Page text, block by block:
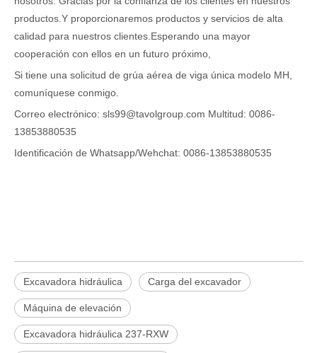
productos.Y proporcionaremos productos y servicios de alta
calidad para nuestros clientes.Esperando una mayor
cooperación con ellos en un futuro próximo,
Si tiene una solicitud de grúa aérea de viga única modelo MH,
comuníquese conmigo.
Correo electrónico: sls99@tavolgroup.com Multitud: 0086-
13853880535
Identificación de Whatsapp/Wehchat: 0086-13853880535
Excavadora hidráulica Carga del excavador
Máquina de elevación
Excavadora hidráulica 237-RXW